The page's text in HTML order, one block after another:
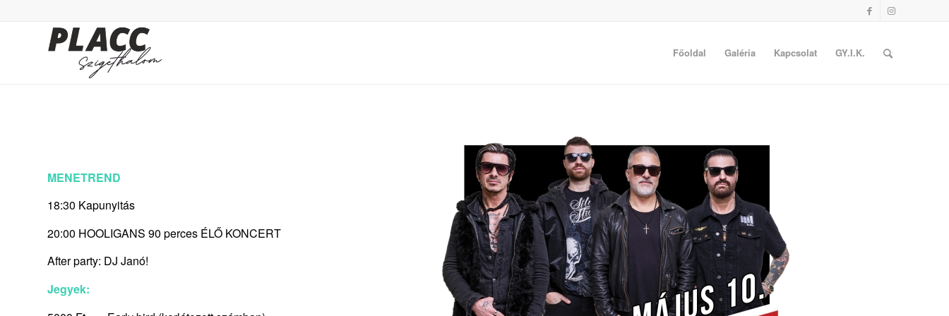
Főoldal Galéria Kapcsolat GY.I.K.
MENETREND
18:30 Kapunyitás
20:00 HOOLIGANS 90 perces ÉLŐ KONCERT
After party: DJ Janó!
Jegyek: